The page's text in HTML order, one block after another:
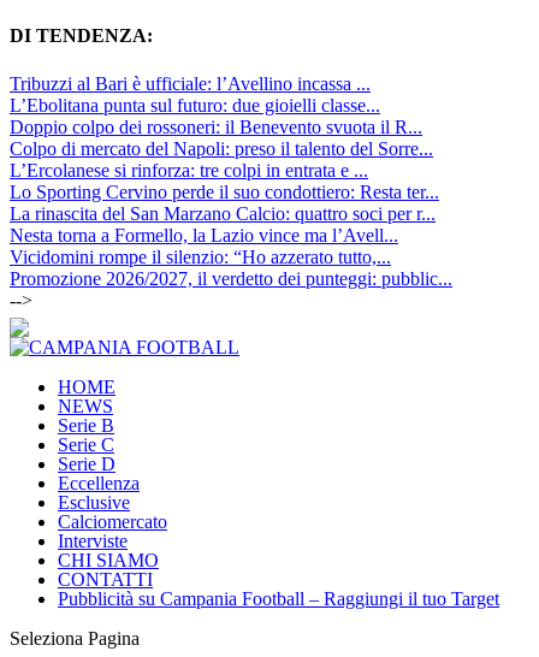
DI TENDENZA:
Tribuzzi al Bari è ufficiale: l’Avellino incassa ...
L’Ebolitana punta sul futuro: due gioielli classe...
Doppio colpo dei rossoneri: il Benevento svuota il R...
Colpo di mercato del Napoli: preso il talento del Sorre...
L’Ercolanese si rinforza: tre colpi in entrata e ...
Lo Sporting Cervino perde il suo condottiero: Resta ter...
La rinascita del San Marzano Calcio: quattro soci per r...
Nesta torna a Formello, la Lazio vince ma l’Avell...
Vicidomini rompe il silenzio: “Ho azzerato tutto,...
Promozione 2026/2027, il verdetto dei punteggi: pubblic...
-->
HOME
NEWS
Serie B
Serie C
Serie D
Eccellenza
Esclusive
Calciomercato
Interviste
CHI SIAMO
CONTATTI
Pubblicità su Campania Football – Raggiungi il tuo Target
Seleziona Pagina